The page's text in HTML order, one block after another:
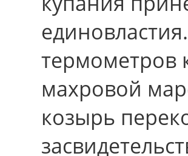
термометров
махровой
козырь